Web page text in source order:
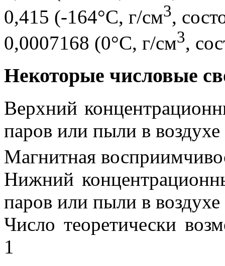
0,415 (-164°C, г/см3,
0,0007168 (0°C, г/см3,
Некоторые числовые
Верхний
паров или пыли в
Магнитная
Нижний
паров или пыли в
Число теоретически
1